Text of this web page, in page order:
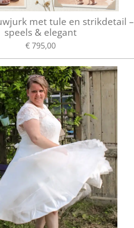
met tule en strikdetail –
speels & elegant
€ 795,00